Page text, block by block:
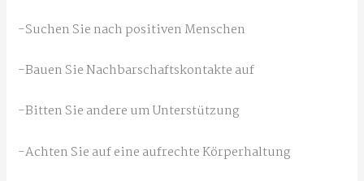
-Suchen Sie nach positiven Menschen
-Bauen Sie Nachbarschaftskontakte auf
-Bitten Sie andere um Unterstützung
-Achten Sie auf eine aufrechte Körperhaltung